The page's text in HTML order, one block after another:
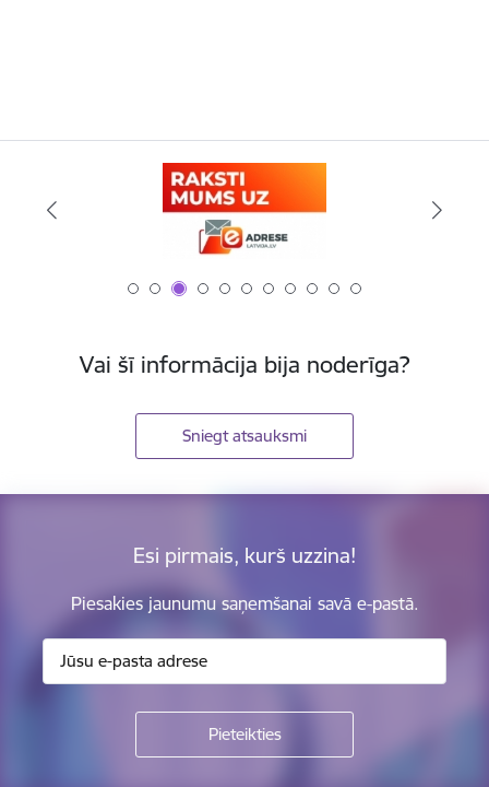
Vai šī informācija bija noderīga?
Sniegt atsauksmi
Esi pirmais, kurš uzzina!
Piesakies jaunumu saņemšanai savā e-pastā.